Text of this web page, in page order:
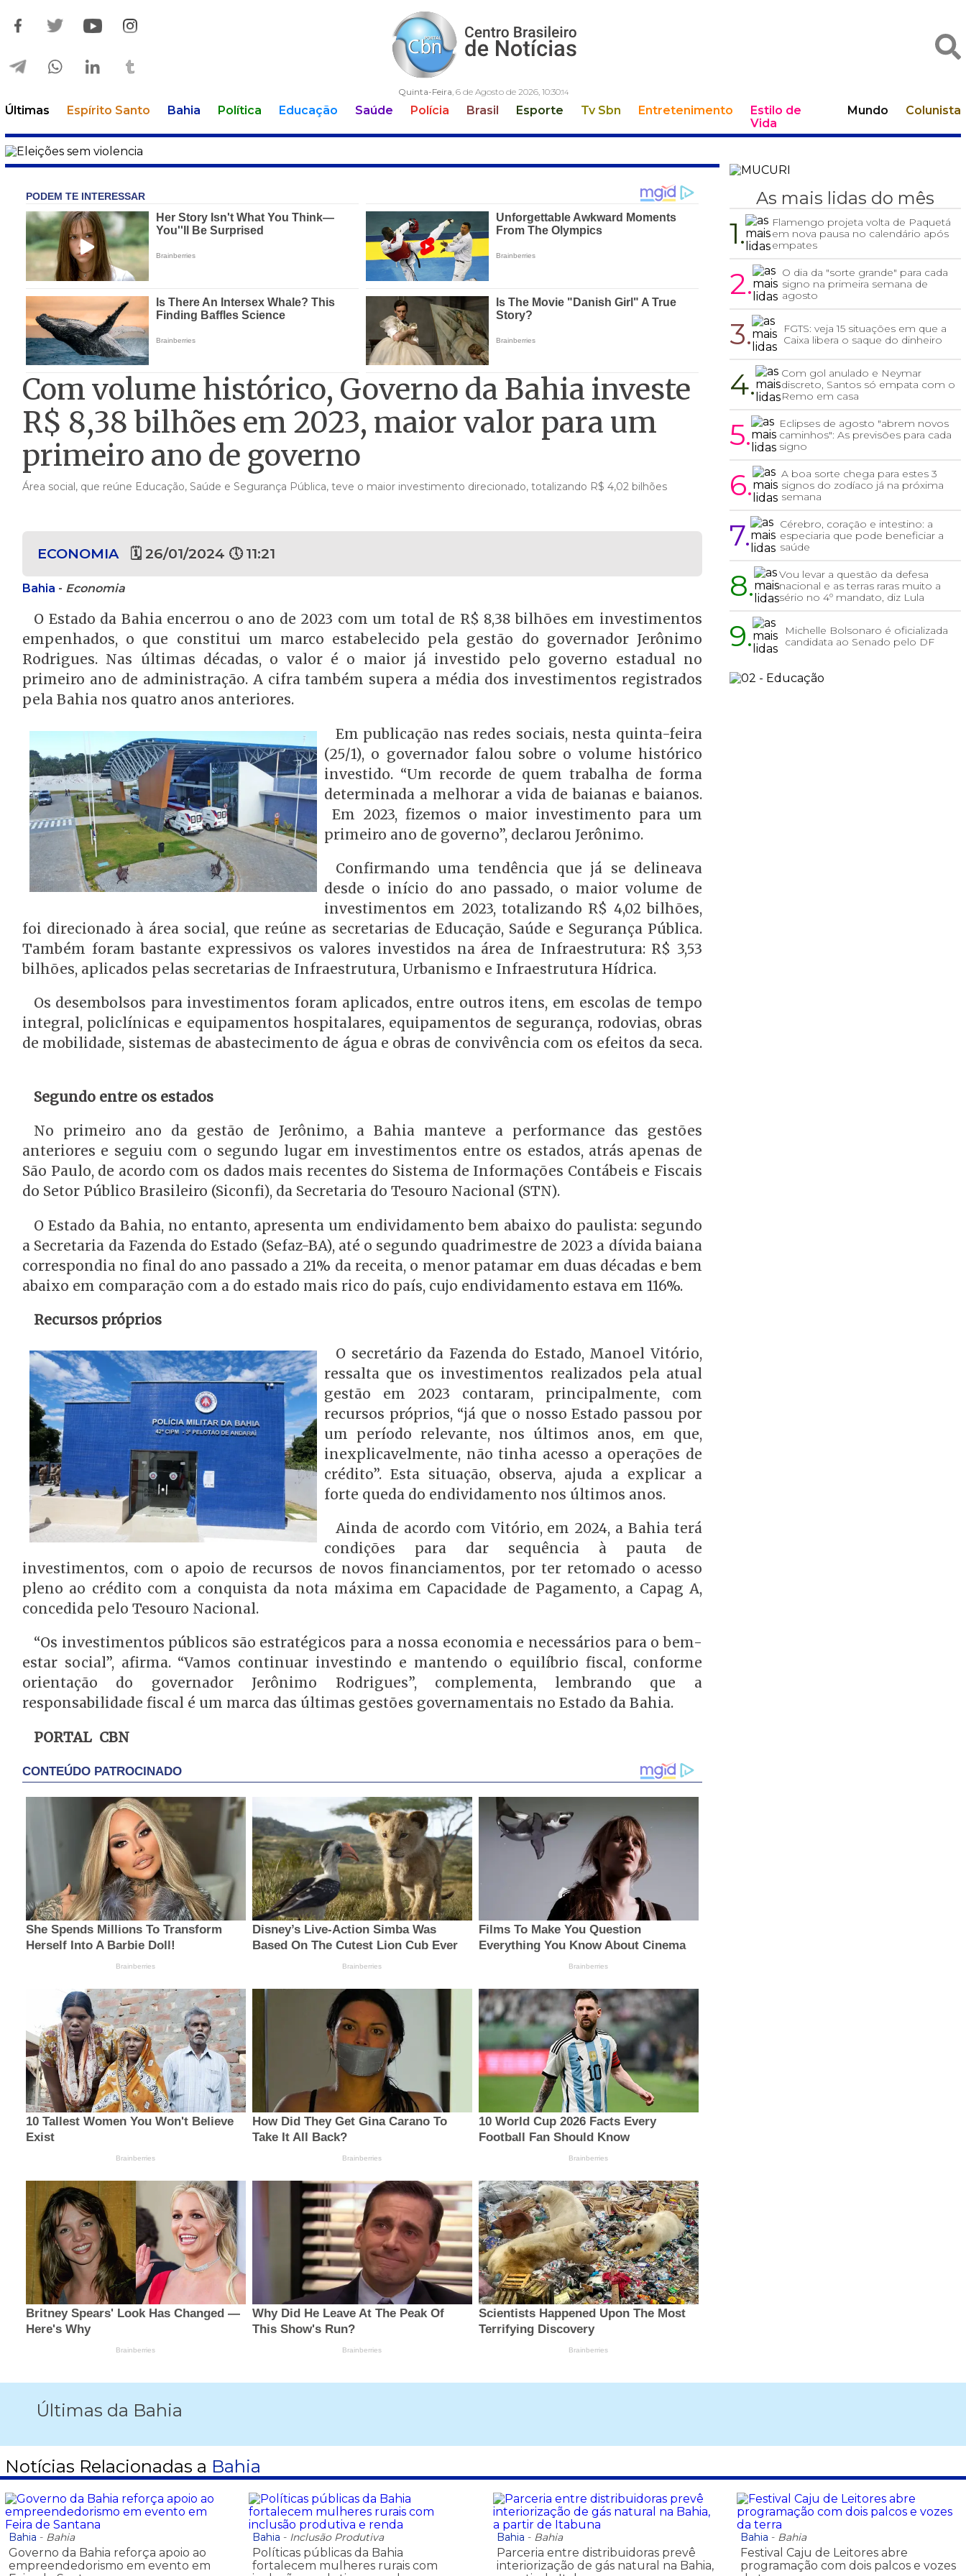
Quinta-Feira, 6 de Agosto de 2026, 10:30:15
Últimas Espírito Santo Bahia Política Educação Saúde Polícia Brasil Esporte Tv Sbn Entretenimento
Estilo de
Vida
Mundo Colunista
Com volume histórico, Governo da Bahia investe
R$ 8,38 bilhões em 2023, maior valor para um
primeiro ano de governo
Área social, que reúne Educação, Saúde e Segurança Pública, teve o maior investimento direcionado, totalizando R$ 4,02 bilhões
ECONOMIA 🗓 26/01/2024 🕔 11:21
Bahia - Economia
O Estado da Bahia encerrou o ano de 2023 com um total de R$ 8,38 bilhões em investimentos
empenhados, o que constitui um marco estabelecido pela gestão do governador Jerônimo
Rodrigues. Nas últimas décadas, o valor é o maior já investido pelo governo estadual no
primeiro ano de administração. A cifra também supera a média dos investimentos registrados
pela Bahia nos quatro anos anteriores.
Em publicação nas redes sociais, nesta quinta-feira
(25/1), o governador falou sobre o volume histórico
investido. “Um recorde de quem trabalha de forma
determinada a melhorar a vida de baianas e baianos.
Em 2023, fizemos o maior investimento para um
primeiro ano de governo”, declarou Jerônimo.
Confirmando uma tendência que já se delineava
desde o início do ano passado, o maior volume de
investimentos em 2023, totalizando R$ 4,02 bilhões,
foi direcionado à área social, que reúne as secretarias de Educação, Saúde e Segurança Pública.
Também foram bastante expressivos os valores investidos na área de Infraestrutura: R$ 3,53
bilhões, aplicados pelas secretarias de Infraestrutura, Urbanismo e Infraestrutura Hídrica.
Os desembolsos para investimentos foram aplicados, entre outros itens, em escolas de tempo
integral, policlínicas e equipamentos hospitalares, equipamentos de segurança, rodovias, obras
de mobilidade, sistemas de abastecimento de água e obras de convivência com os efeitos da seca.
Segundo entre os estados
No primeiro ano da gestão de Jerônimo, a Bahia manteve a performance das gestões
anteriores e seguiu com o segundo lugar em investimentos entre os estados, atrás apenas de
São Paulo, de acordo com os dados mais recentes do Sistema de Informações Contábeis e Fiscais
do Setor Público Brasileiro (Siconfi), da Secretaria do Tesouro Nacional (STN).
O Estado da Bahia, no entanto, apresenta um endividamento bem abaixo do paulista: segundo
a Secretaria da Fazenda do Estado (Sefaz-BA), até o segundo quadrimestre de 2023 a dívida baiana
correspondia no final do ano passado a 21% da receita, o menor patamar em duas décadas e bem
abaixo em comparação com a do estado mais rico do país, cujo endividamento estava em 116%.
Recursos próprios
O secretário da Fazenda do Estado, Manoel Vitório,
ressalta que os investimentos realizados pela atual
gestão em 2023 contaram, principalmente, com
recursos próprios, “já que o nosso Estado passou por
um período relevante, nos últimos anos, em que,
inexplicavelmente, não tinha acesso a operações de
crédito”. Esta situação, observa, ajuda a explicar a
forte queda do endividamento nos últimos anos.
Ainda de acordo com Vitório, em 2024, a Bahia terá
condições para dar sequência à pauta de
investimentos, com o apoio de recursos de novos financiamentos, por ter retomado o acesso
pleno ao crédito com a conquista da nota máxima em Capacidade de Pagamento, a Capag A,
concedida pelo Tesouro Nacional.
“Os investimentos públicos são estratégicos para a nossa economia e necessários para o bem-
estar social”, afirma. “Vamos continuar investindo e mantendo o equilíbrio fiscal, conforme
orientação do governador Jerônimo Rodrigues”, complementa, lembrando que a
responsabilidade fiscal é um marca das últimas gestões governamentais no Estado da Bahia.
PORTAL CBN
As mais lidas do mês
1.
Flamengo projeta volta de Paquetá
em nova pausa no calendário após
empates
2.
O dia da "sorte grande" para cada
signo na primeira semana de
agosto
3.
FGTS: veja 15 situações em que a
Caixa libera o saque do dinheiro
4.
Com gol anulado e Neymar
discreto, Santos só empata com o
Remo em casa
5.
Eclipses de agosto "abrem novos
caminhos": As previsões para cada
signo
6.
A boa sorte chega para estes 3
signos do zodíaco já na próxima
semana
7.
Cérebro, coração e intestino: a
especiaria que pode beneficiar a
saúde
8.
Vou levar a questão da defesa
nacional e as terras raras muito a
sério no 4º mandato, diz Lula
9.
Michelle Bolsonaro é oficializada
candidata ao Senado pelo DF
Últimas da Bahia
Notícias Relacionadas a Bahia
Bahia - Bahia
Governo da Bahia reforça apoio ao
empreendedorismo em evento em
Bahia - Inclusão Produtiva
Políticas públicas da Bahia
fortalecem mulheres rurais com
Bahia - Bahia
Parceria entre distribuidoras prevê
interiorização de gás natural na Bahia,
Bahia - Bahia
Festival Caju de Leitores abre
programação com dois palcos e vozes